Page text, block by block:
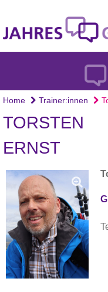
Home Trainer:innen
TORSTEN
ERNST